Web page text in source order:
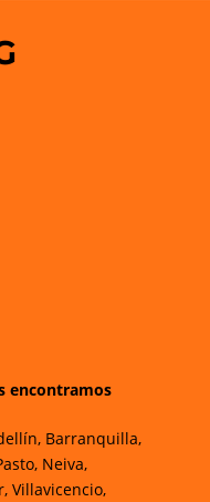
encontramos
Barranquilla,
Neiva,
Villavicencio,